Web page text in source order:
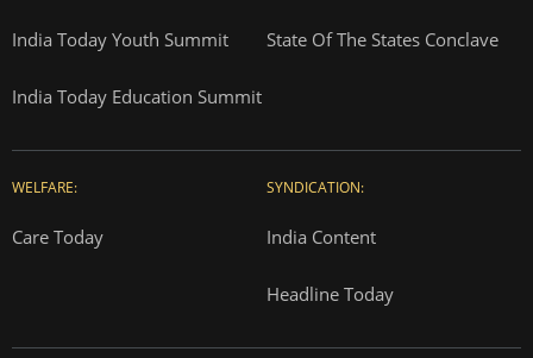
India Today Youth Summit State Of The States Conclave
India Today Education Summit
WELFARE:
Care Today
SYNDICATION:
India Content
Headline Today